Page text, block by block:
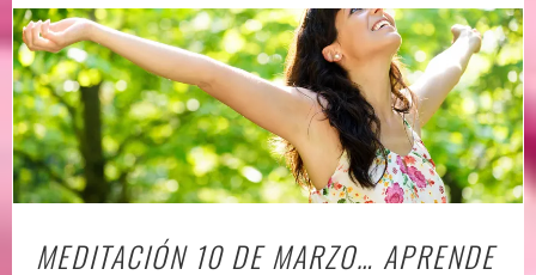
MEDITACIÓN 10 DE MARZO… APRENDE